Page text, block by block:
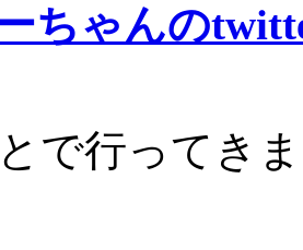
ちゃんの
で行ってき